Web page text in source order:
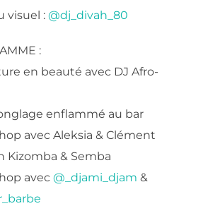
visuel : @dj_divah_80
:
en beauté avec DJ Afro-
enflammé au bar
avec Aleksia & Clément
Kizomba & Semba
avec @_djami_djam &